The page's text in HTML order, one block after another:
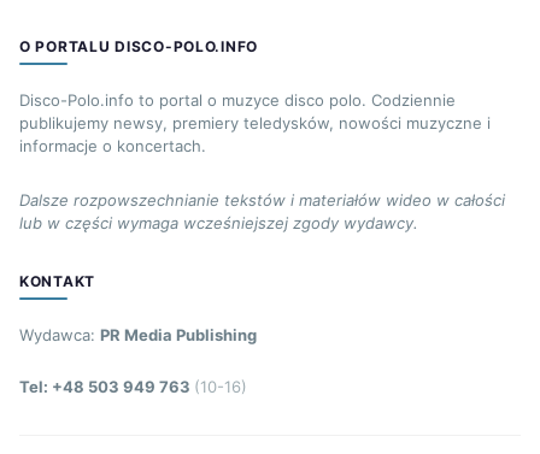
O PORTALU DISCO-POLO.INFO
Disco-Polo.info to portal o muzyce disco polo. Codziennie
publikujemy newsy, premiery teledysków, nowości muzyczne i
informacje o koncertach.
Dalsze rozpowszechnianie tekstów i materiałów wideo w całości
lub w części wymaga wcześniejszej zgody wydawcy.
KONTAKT
Wydawca: PR Media Publishing
Tel: +48 503 949 763 (10-16)